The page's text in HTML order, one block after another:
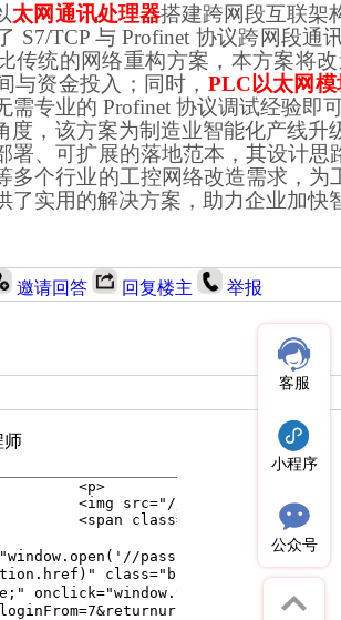
太网通讯处理器搭建跨网段互联架
S7/TCP 与 Profinet 协议跨网段
传统的网络重构方案，本方案将
与资金投入；同时， PLC以太网模
需专业的 Profinet 协议调试经验即
度，该方案为制造业智能化产线
署、可扩展的落地范本，其设计
多个行业的工控网络改造需求，
了实用的解决方案，助力企业加快
邀请回答 回复楼主 举报
师
客服
小程序
公众号